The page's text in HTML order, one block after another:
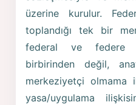
üzerine kurulur.
toplandığı tek bir
federal ve federe
birbirinden değil,
merkeziyetçi olmama
yasa/uygulama